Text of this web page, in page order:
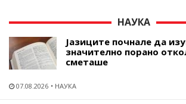
НАУКА
Јазиците почнале да
значително порано
сметаше
07.08.2026 НАУКА